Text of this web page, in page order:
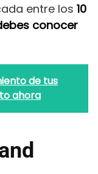
entre los 10
conocer
de tus
ahora